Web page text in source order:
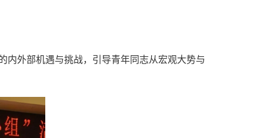
外部机遇与挑战，引导青年同志从宏观大势与